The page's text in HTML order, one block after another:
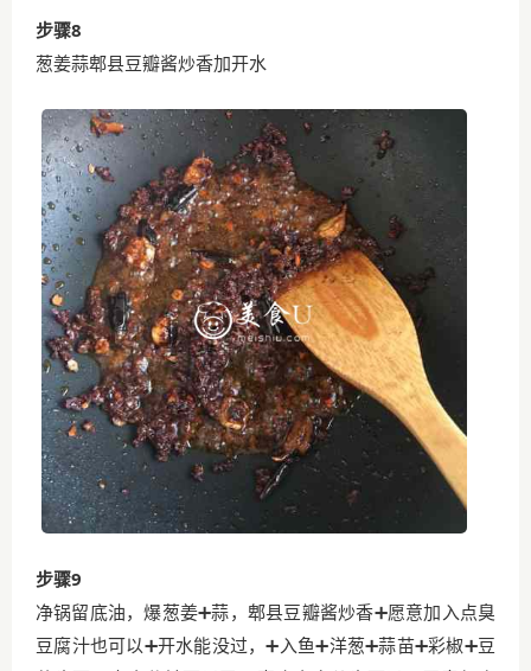
步骤8
葱姜蒜郫县豆瓣酱炒香加开水
步骤9
净锅留底油，爆葱姜➕蒜，郫县豆瓣酱炒香➕愿意加入点臭
豆腐汁也可以➕开水能没过，➕入鱼➕洋葱➕蒜苗➕彩椒➕豆